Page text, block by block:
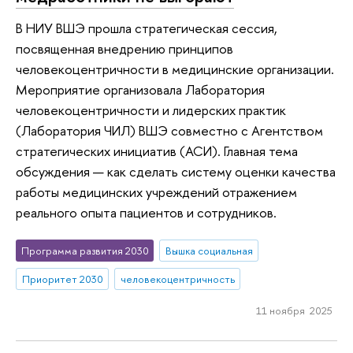
В НИУ ВШЭ прошла стратегическая сессия,
посвященная внедрению принципов
человекоцентричности в медицинские организации.
Мероприятие организовала Лаборатория
человекоцентричности и лидерских практик
(Лаборатория ЧИЛ) ВШЭ совместно с Агентством
стратегических инициатив (АСИ). Главная тема
обсуждения — как сделать систему оценки качества
работы медицинских учреждений отражением
реального опыта пациентов и сотрудников.
Программа развития 2030
Вышка социальная
Приоритет 2030
человекоцентричность
11 ноября 2025